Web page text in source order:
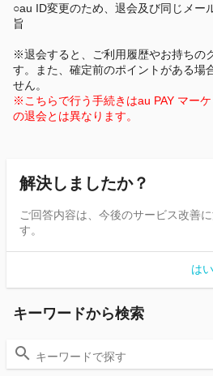
○au ID変更のため、退会及び同じメー
旨
※退会すると、ご利用履歴やお持ちの
す。また、確定前のポイントがある場
せん。
※こちらで行う手続きはau PAY マー
の退会とは異なります。
解決しましたか？
ご回答内容は、今後のサービス改善
す。
はい
キーワードから検索